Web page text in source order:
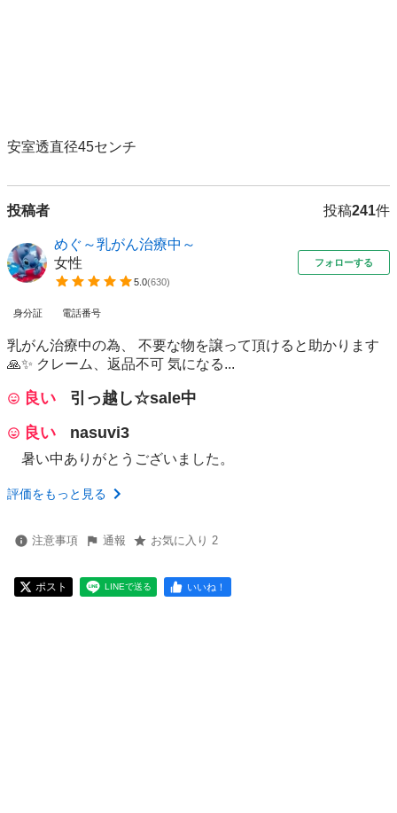
安室透直径45センチ
投稿者 投稿241件
めぐ～乳がん治療中～
女性
5.0(630)
フォローする
身分証 電話番号
乳がん治療中の為、 不要な物を譲って頂けると助かります
🙏✨ クレーム、返品不可 気になる...
良い
引っ越し☆sale中
良い
nasuvi3
暑い中ありがとうございました。
評価をもっと見る
注意事項 通報 お気に入り 2
ポスト LINEで送る いいね！